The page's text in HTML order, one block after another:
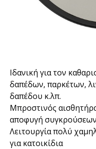
Ιδανική για τον
δαπέδων, παρκέτων,
δαπέδου κ.λπ.
Μπροστινός
αποφυγή συγκρούσεων
Λειτουργία πολύ
για κατοικίδια